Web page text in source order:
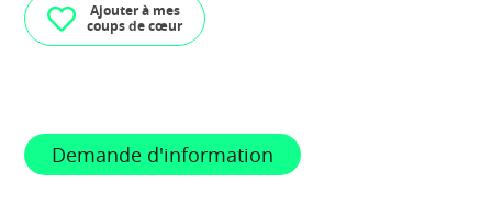
Ajouter à mes
coups de cœur
Demande d'information